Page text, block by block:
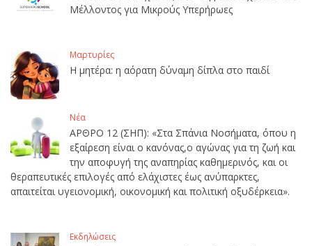
Μέλλοντος για Μικρούς Υπερήρωες
Μαρτυρίες
Η μητέρα: η αόρατη δύναμη δίπλα στο παιδί
Νέα
ΑΡΘΡΟ 12 (ΣΗΠ): «Στα Σπάνια Νοσήματα, όπου η
εξαίρεση είναι ο κανόνας,ο αγώνας για τη ζωή και
την αποφυγή της αναπηρίας καθημερινός, και οι
θεραπευτικές επιλογές από ελάχιστες έως ανύπαρκτες,
απαιτείται υγειονομική, οικονομική και πολιτική οξυδέρκεια».
Εκδηλώσεις